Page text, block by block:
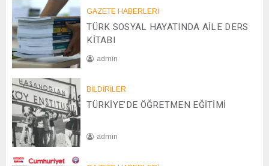
2
6
0
/
0
5
GAZETE HABERLERİ
TÜRK SOSYAL HAYATINDA AİLE DERS
KİTABI
admin
8
/
0
BİLDİRİLER
TÜRKİYE’DE ÖĞRETMEN EĞİTİMİ
admin